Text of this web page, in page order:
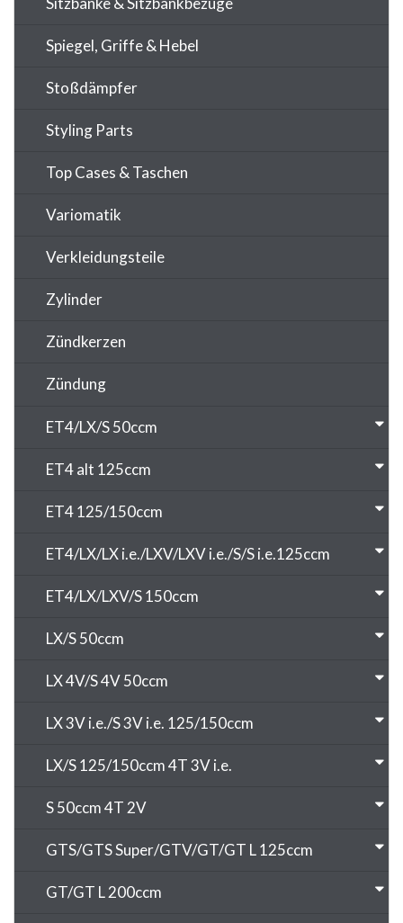
Spiegel, Griffe & Hebel
Stoßdämpfer
Styling Parts
Top Cases & Taschen
Variomatik
Verkleidungsteile
Zylinder
Zündkerzen
Zündung
ET4/LX/S 50ccm
ET4 alt 125ccm
ET4 125/150ccm
ET4/LX/LX i.e./LXV/LXV i.e./S/S i.e.125ccm
ET4/LX/LXV/S 150ccm
LX/S 50ccm
LX 4V/S 4V 50ccm
LX 3V i.e./S 3V i.e. 125/150ccm
LX/S 125/150ccm 4T 3V i.e.
S 50ccm 4T 2V
GTS/GTS Super/GTV/GT/GT L 125ccm
GT/GT L 200ccm